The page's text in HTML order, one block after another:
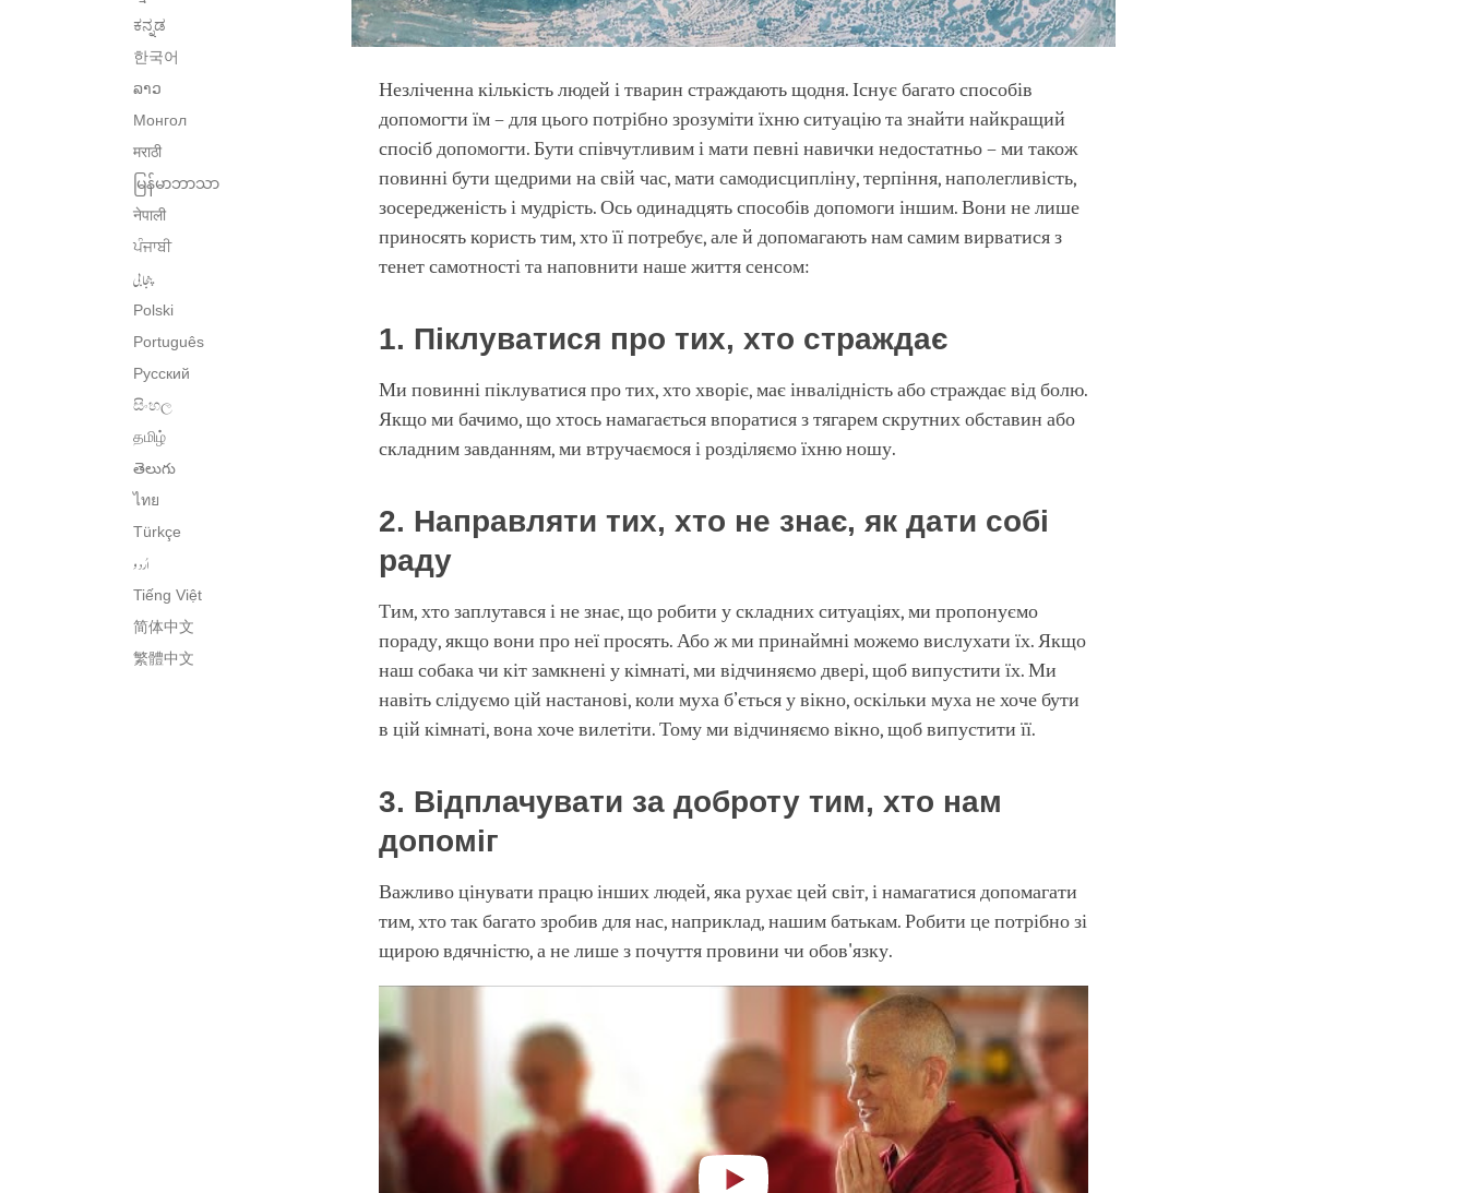
ಕನ್ನಡ
한국어
ລາວ
Монгол
मराठी
မြန်မာဘာသာ
नेपाली
ਪੰਜਾਬੀ
پنجابی
Polski
Português
Русский
සිංහල
தமிழ்
తెలుగు
ไทย
Türkçe
اُردو
Tiếng Việt
简体中文
繁體中文
Незліченна кількість людей і тварин страждають щодня. Існує багато способів
допомогти їм – для цього потрібно зрозуміти їхню ситуацію та знайти найкращий
спосіб допомогти. Бути співчутливим і мати певні навички недостатньо – ми також
повинні бути щедрими на свій час, мати самодисципліну, терпіння, наполегливість,
зосередженість і мудрість. Ось одинадцять способів допомоги іншим. Вони не лише
приносять користь тим, хто її потребує, але й допомагають нам самим вирватися з
тенет самотності та наповнити наше життя сенсом:
1. Піклуватися про тих, хто страждає
Ми повинні піклуватися про тих, хто хворіє, має інвалідність або страждає від болю.
Якщо ми бачимо, що хтось намагається впоратися з тягарем скрутних обставин або
складним завданням, ми втручаємося і розділяємо їхню ношу.
2. Направляти тих, хто не знає, як дати собі
раду
Тим, хто заплутався і не знає, що робити у складних ситуаціях, ми пропонуємо
пораду, якщо вони про неї просять. Або ж ми принаймні можемо вислухати їх. Якщо
наш собака чи кіт замкнені у кімнаті, ми відчиняємо двері, щоб випустити їх. Ми
навіть слідуємо цій настанові, коли муха б’ється у вікно, оскільки муха не хоче бути
в цій кімнаті, вона хоче вилетіти. Тому ми відчиняємо вікно, щоб випустити її.
3. Відплачувати за доброту тим, хто нам
допоміг
Важливо цінувати працю інших людей, яка рухає цей світ, і намагатися допомагати
тим, хто так багато зробив для нас, наприклад, нашим батькам. Робити це потрібно зі
щирою вдячністю, а не лише з почуття провини чи обов'язку.